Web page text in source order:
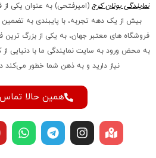
نمایندگی بوتان کرج (امیرفتحی) به عنوان یکی از
بیش از یک دهه تجربه، با پایبندی به تضمین
فروشگاه‌ های معتبر جهان، به یکی از بزرگ‌ ترین
به محض ورود به سایت نمایندگی ما با دنیایی
نیاز دارید و به ذهن شما خطور می‌کند
همین حالا تماس